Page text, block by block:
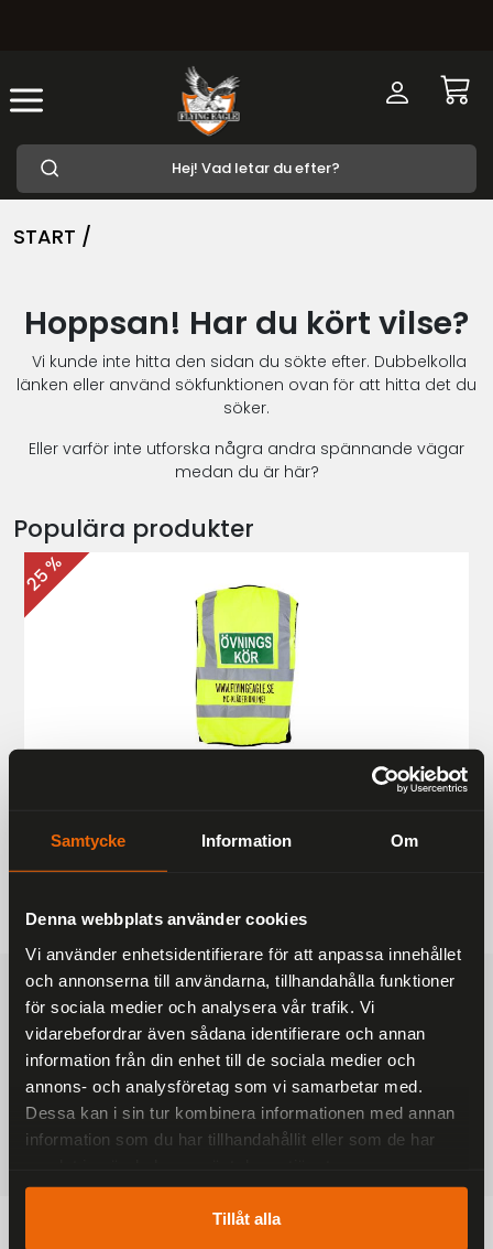
Samtycke Information Om
Denna webbplats använder cookies
Vi använder enhetsidentifierare för att anpassa innehållet
och annonserna till användarna, tillhandahålla funktioner
för sociala medier och analysera vår trafik. Vi
vidarebefordrar även sådana identifierare och annan
information från din enhet till de sociala medier och
annons- och analysföretag som vi samarbetar med.
Dessa kan i sin tur kombinera informationen med annan
information som du har tillhandahållit eller som de har
Tillåt alla
START /
Hoppsan! Har du kört vilse?
Vi kunde inte hitta den sidan du sökte efter. Dubbelkolla
länken eller använd sökfunktionen ovan för att hitta det du
söker.
Eller varför inte utforska några andra spännande vägar
medan du är här?
Populära produkter
25 %
187 kr
249 kr
FRAKTFRITT
På alla ordrar över 2000 kr
1-3 DAGAR LEVERANS
Inom Sverige med DHL
SÄKRA BETALNINGAR
Betalkort, Klarna eller Swish